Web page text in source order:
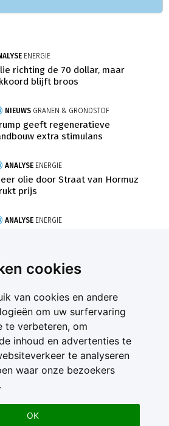
cookies
van cookies en andere
om uw surfervaring
te verbeteren, om
inhoud en advertenties te
te analyseren
waar onze bezoekers
OK
ENERGIE
richting de 70 dollar, maar
blijft broos
NIEUWS GRANEN & GRONDSTOF
geeft regeneratieve
extra stimulans
ANALYSE ENERGIE
olie door Straat van Hormuz
prijs
ANALYSE ENERGIE